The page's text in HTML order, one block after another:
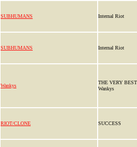
SUBHUMANS Internal Riot
SUBHUMANS Internal Riot
Wankys
THE VERY
Wankys
RIOT/CLONE SUCCESS